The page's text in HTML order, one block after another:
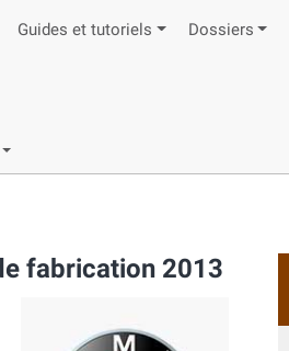
Guides et tutoriels Dossiers
fabrication 2013